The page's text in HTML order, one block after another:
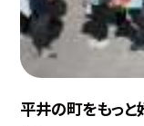
平井の町をもっと